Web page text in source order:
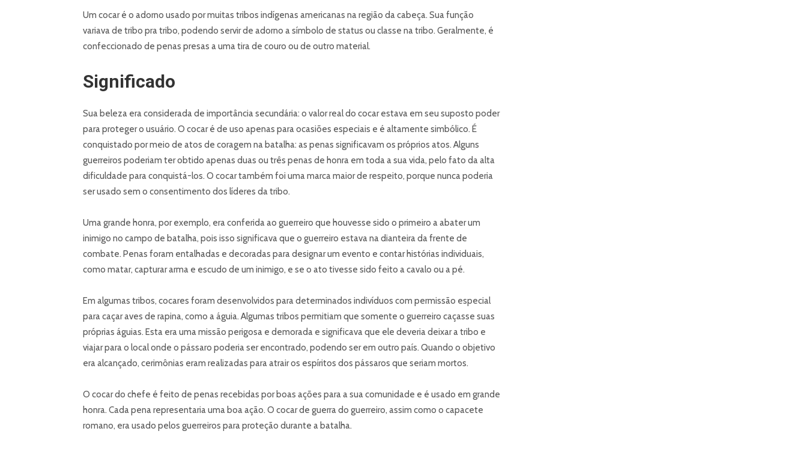
Um cocar é o adorno usado por muitas tribos indígenas americanas na região da cabeça. Sua função
variava de tribo pra tribo, podendo servir de adorno a símbolo de status ou classe na tribo. Geralmente, é
confeccionado de penas presas a uma tira de couro ou de outro material.
Significado
Sua beleza era considerada de importância secundária: o valor real do cocar estava em seu suposto poder
para proteger o usuário. O cocar é de uso apenas para ocasiões especiais e é altamente simbólico. É
conquistado por meio de atos de coragem na batalha: as penas significavam os próprios atos. Alguns
guerreiros poderiam ter obtido apenas duas ou três penas de honra em toda a sua vida, pelo fato da alta
dificuldade para conquistá-los. O cocar também foi uma marca maior de respeito, porque nunca poderia
ser usado sem o consentimento dos líderes da tribo.
Uma grande honra, por exemplo, era conferida ao guerreiro que houvesse sido o primeiro a abater um
inimigo no campo de batalha, pois isso significava que o guerreiro estava na dianteira da frente de
combate. Penas foram entalhadas e decoradas para designar um evento e contar histórias individuais,
como matar, capturar arma e escudo de um inimigo, e se o ato tivesse sido feito a cavalo ou a pé.
Em algumas tribos, cocares foram desenvolvidos para determinados indivíduos com permissão especial
para caçar aves de rapina, como a águia. Algumas tribos permitiam que somente o guerreiro caçasse suas
próprias águias. Esta era uma missão perigosa e demorada e significava que ele deveria deixar a tribo e
viajar para o local onde o pássaro poderia ser encontrado, podendo ser em outro país. Quando o objetivo
era alcançado, cerimônias eram realizadas para atrair os espíritos dos pássaros que seriam mortos.
O cocar do chefe é feito de penas recebidas por boas ações para a sua comunidade e é usado em grande
honra. Cada pena representaria uma boa ação. O cocar de guerra do guerreiro, assim como o capacete
romano, era usado pelos guerreiros para proteção durante a batalha.